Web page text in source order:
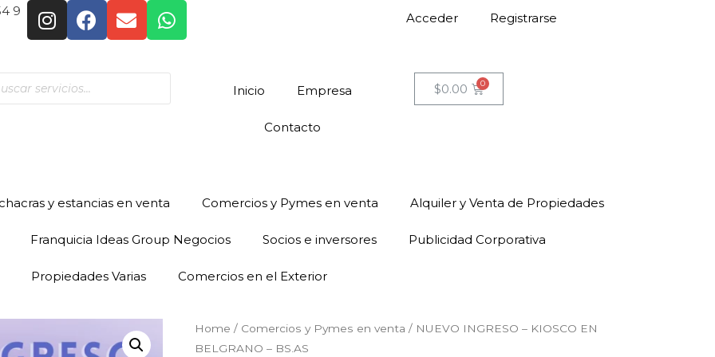
9 Acceder Registrarse
Inicio Empresa
Contacto
$0.00
y estancias en venta Comercios y Pymes en venta Alquiler y Venta de Propiedades
Franquicia Ideas Group Negocios Socios e inversores Publicidad Corporativa
Propiedades Varias Comercios en el Exterior
Home / Comercios y Pymes en venta / NUEVO INGRESO – KIOSCO EN
BELGRANO – BS.AS